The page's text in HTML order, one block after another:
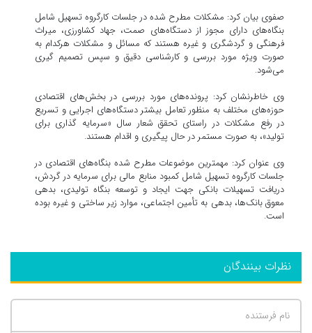
صفوی بیان کرد: مشکلات مطرح شده در جلسات کارگروه تسهیل شامل
بنگاه‌های دارای مجوز از دستگاه‌های صمت، جهاد کشاورزی، میراث
فرهنگی و گردشگری و غیره هستند که مسائل و مشکلات هرکدام به
صورت ویژه مورد بررسی و کارشناسی دقیق و سپس تصمیم گیری
می‌شود.
وی خاطرنشان کرد: پرونده‌های مورد بررسی در بخش‌های اقتصادی
حوزه‌های مختلف به منظور تعامل بیشتر دستگاه‌های اجرایی و تسریع
در رفع مشکلات در راستای تحقق شعار سال «سرمایه گذاری برای
تولید»، به صورت مستمر در حال پیگیری و اقدام هستند.
وی عنوان کرد: مهمترین موضوعات مطرح شده بنگاه‌های اقتصادی در
جلسات کارگروه تسهیل شامل کمبود منابع مالی برای سرمایه در گردش،
دریافت تسهیلات بانکی جهت ایجاد و توسعه بنگاه تولیدی، بدهی
معوق بانک‌ها، بدهی به تأمین اجتماعی، موارد زیر ساختی و غیره بوده
است.
نظرات بینندگان